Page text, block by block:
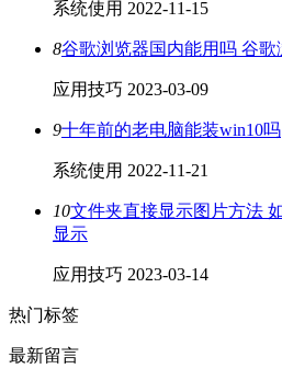
系统使用 2022-11-15
8谷歌浏览器国内能用吗 谷
应用技巧 2023-03-09
9十年前的老电脑能装win10吗
系统使用 2022-11-21
10文件夹直接显示图片方法
显示
应用技巧 2023-03-14
热门标签
最新留言